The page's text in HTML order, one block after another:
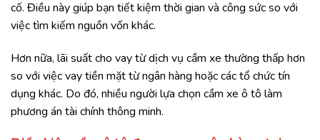
cố. Điều này giúp bạn tiết kiệm thời gian và công sức so với
việc tìm kiếm nguồn vốn khác.
Hơn nữa, lãi suất cho vay từ dịch vụ cầm xe thường thấp hơn
so với việc vay tiền mặt từ ngân hàng hoặc các tổ chức tín
dụng khác. Do đó, nhiều người lựa chọn cầm xe ô tô làm
phương án tài chính thông minh.